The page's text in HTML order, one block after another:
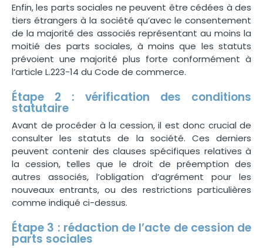
Enfin, les parts sociales ne peuvent être cédées à des
tiers étrangers à la société qu’avec le consentement
de la majorité des associés représentant au moins la
moitié des parts sociales, à moins que les statuts
prévoient une majorité plus forte conformément à
l’article L.223-14 du Code de commerce.
Étape 2 : vérification des conditions
statutaire
Avant de procéder à la cession, il est donc crucial de
consulter les statuts de la société. Ces derniers
peuvent contenir des clauses spécifiques relatives à
la cession, telles que le droit de préemption des
autres associés, l’obligation d’agrément pour les
nouveaux entrants, ou des restrictions particulières
comme indiqué ci-dessus.
Étape 3 : rédaction de l’acte de cession de
parts sociales